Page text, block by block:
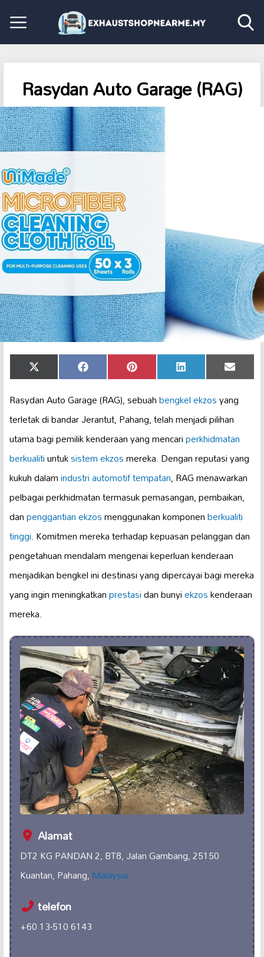
Rasydan Auto Garage (RAG)
Share
on
X
(Twitter)
Share
on
Facebook Share
on
Pinterest Share
on
LinkedIn Share
on
Email
Rasydan Auto Garage (RAG), sebuahbengkel ekzosyang
terletak di bandar Jerantut, Pahang, telah menjadi pilihan
utama bagi pemilik kenderaan yang mencariperkhidmatan
berkualitiuntuksistem ekzosmereka. Dengan reputasi yang
kukuh dalamindustri automotif tempatan, RAG menawarkan
pelbagai perkhidmatan termasuk pemasangan, pembaikan,
danpenggantian ekzosmenggunakan komponenberkualiti
tinggi. Komitmen mereka terhadap kepuasan pelanggan dan
pengetahuan mendalam mengenai keperluan kenderaan
menjadikan bengkel ini destinasi yang dipercayai bagi mereka
yang ingin meningkatkanprestasidan bunyiekzoskenderaan
mereka.
Alamat
DT2 KG PANDAN 2, BT8, Jalan Gambang, 25150
Kuantan, Pahang,Malaysia
telefon
+60 13-510 6143